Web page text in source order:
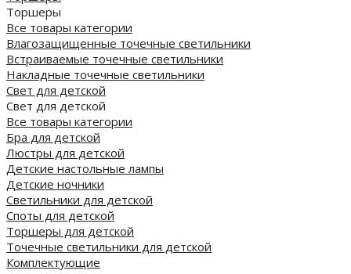
Торшеры
Все товары категории
Влагозащищенные точечные светильники
Встраиваемые точечные светильники
Накладные точечные светильники
Свет для детской
Свет для детской
Все товары категории
Бра для детской
Люстры для детской
Детские настольные лампы
Детские ночники
Светильники для детской
Споты для детской
Торшеры для детской
Точечные светильники для детской
Комплектующие